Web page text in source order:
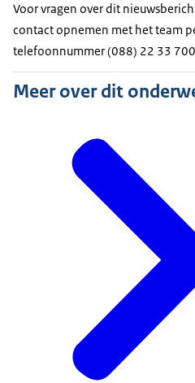
Voor vragen over dit
contact opnemen met het team
telefoonnummer (088) 22 33 700
Meer over dit